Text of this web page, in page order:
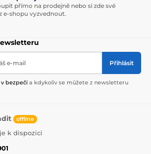
přímo na prodejně nebo si zde své
e-shopu vyzvednout.
e-mail Přihlásit
v bezpečí a kdykoliv se můžete z newsletteru
offline
k dispozici